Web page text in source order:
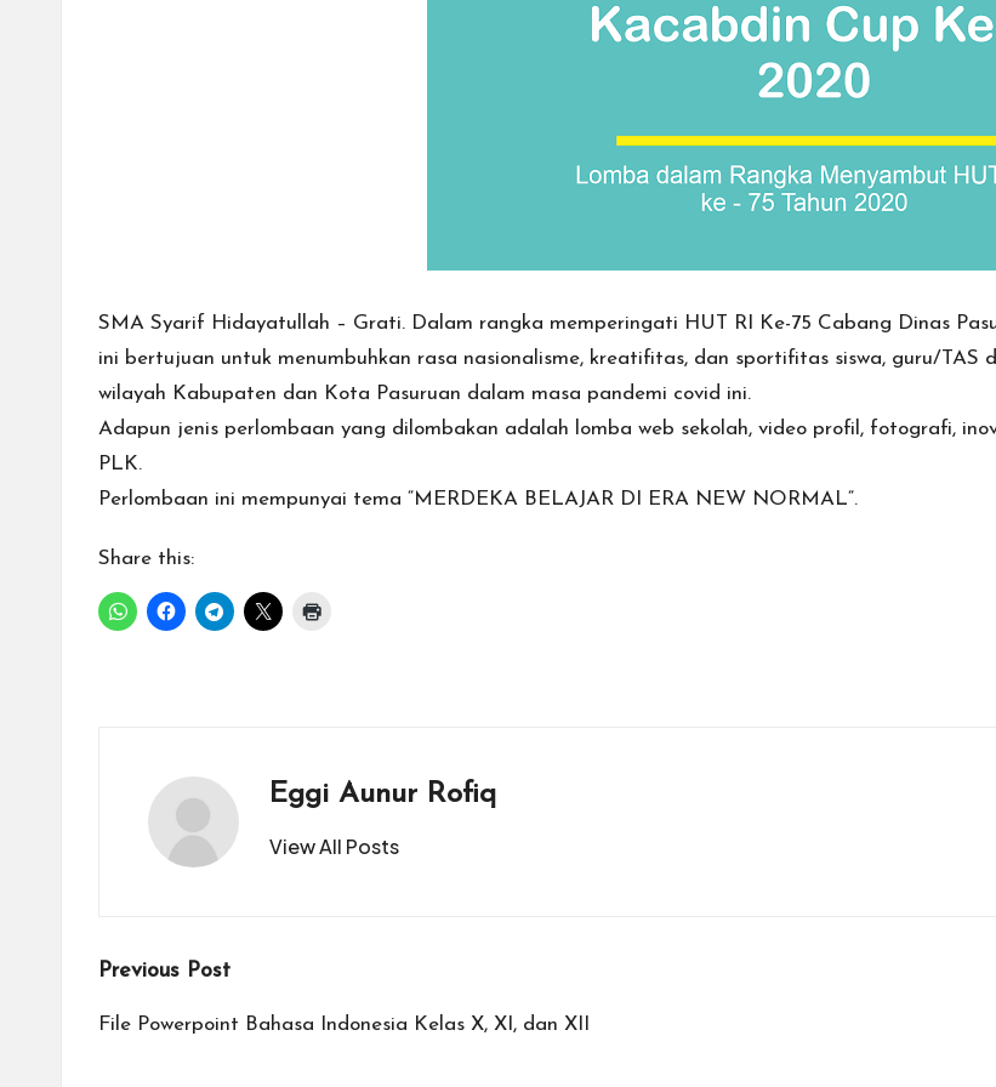
SMA Syarif Hidayatullah – Grati. Dalam rangka memperingati HUT RI Ke-75 Cabang Dinas
ini bertujuan untuk menumbuhkan rasa nasionalisme, kreatifitas, dan sportifitas siswa, guru/
wilayah Kabupaten dan Kota Pasuruan dalam masa pandemi covid ini.
Adapun jenis perlombaan yang dilombakan adalah lomba web sekolah, video profil, fotografi,
PLK.
Perlombaan ini mempunyai tema “MERDEKA BELAJAR DI ERA NEW NORMAL“.
Share this:
Eggi Aunur Rofiq
View All Posts
Post
navigation
Previous Post
File Powerpoint Bahasa Indonesia Kelas X, XI, dan XII